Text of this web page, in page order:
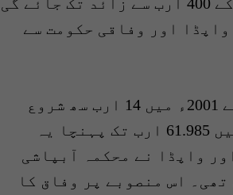
واپڈا اور وفاقی حکومت سے
سیکریٹری خزانہ فیاض جتوئی نے پی اے سی کو بتایا کے 2001ء میں 14 ارب سھ شروع
ہونے والہ یہ منصوبہ دو مرتبہ روائیز ہوکر 2016ء میں 61.985 ارب تک پہنچا یہ
واپڈا نے محکمہ آبپاشی
اس منصوبے پر وفاق کا